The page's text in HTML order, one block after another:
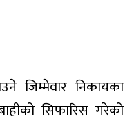
जिम्मेवार निकायका
सिफारिस गरेको